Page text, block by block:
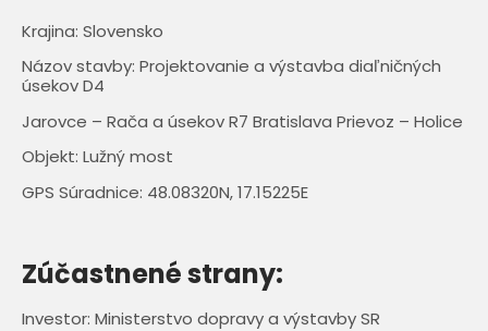
Krajina: Slovensko
Názov stavby: Projektovanie a výstavba diaľničných
úsekov D4
Jarovce – Rača a úsekov R7 Bratislava Prievoz – Holice
Objekt: Lužný most
GPS Súradnice: 48.08320N, 17.15225E
Zúčastnené strany:
Investor: Ministerstvo dopravy a výstavby SR